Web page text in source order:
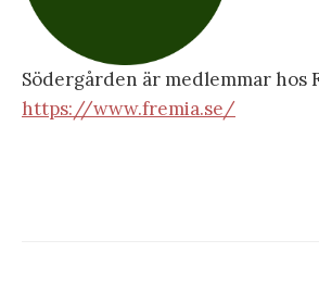
Södergården är medlemmar hos
https://www.fremia.se/